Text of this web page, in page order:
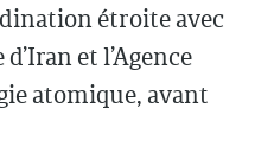
étroite avec
et l’Agence
atomique, avant